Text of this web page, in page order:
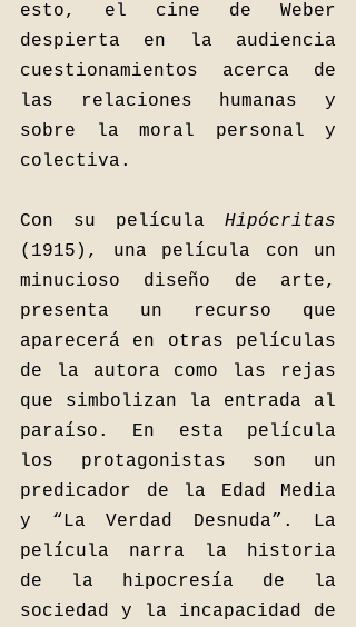
esto, el cine de Weber
despierta en la audiencia
cuestionamientos acerca de
las relaciones humanas y
sobre la moral personal y
colectiva.
Con su película
(1915), una película con un
minucioso diseño de arte,
presenta un recurso que
aparecerá en otras películas
de la autora como las rejas
que simbolizan la entrada al
paraíso. En esta película
los protagonistas son un
predicador de la Edad Media
y “La Verdad Desnuda”. La
película narra la historia
de la hipocresía de la
sociedad y la incapacidad de